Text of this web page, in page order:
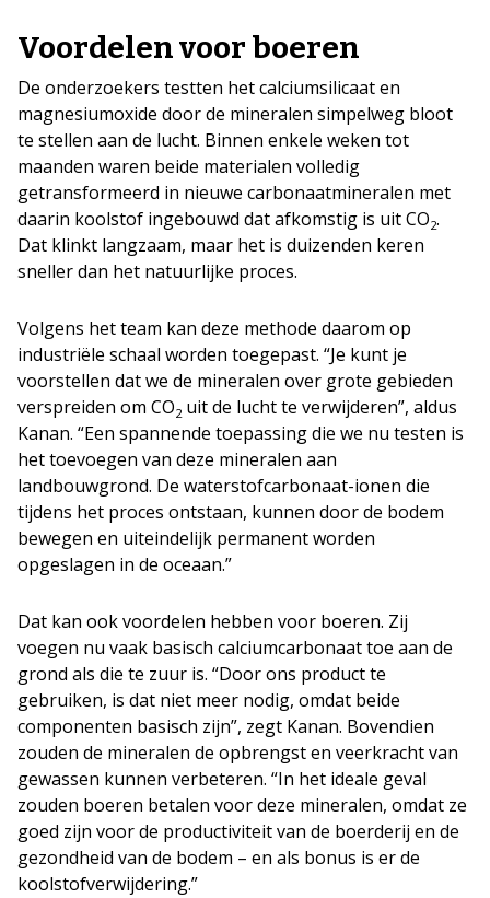
Voordelen voor boeren
De onderzoekers testten het calciumsilicaat en
magnesiumoxide door de mineralen simpelweg bloot
te stellen aan de lucht. Binnen enkele weken tot
maanden waren beide materialen volledig
getransformeerd in nieuwe carbonaatmineralen met
daarin koolstof ingebouwd dat afkomstig is uit CO2.
Dat klinkt langzaam, maar het is duizenden keren
sneller dan het natuurlijke proces.
Volgens het team kan deze methode daarom op
industriële schaal worden toegepast. “Je kunt je
voorstellen dat we de mineralen over grote gebieden
verspreiden om CO2 uit de lucht te verwijderen”, aldus
Kanan. “Een spannende toepassing die we nu testen is
het toevoegen van deze mineralen aan
landbouwgrond. De waterstofcarbonaat-ionen die
tijdens het proces ontstaan, kunnen door de bodem
bewegen en uiteindelijk permanent worden
opgeslagen in de oceaan.”
Dat kan ook voordelen hebben voor boeren. Zij
voegen nu vaak basisch calciumcarbonaat toe aan de
grond als die te zuur is. “Door ons product te
gebruiken, is dat niet meer nodig, omdat beide
componenten basisch zijn”, zegt Kanan. Bovendien
zouden de mineralen de opbrengst en veerkracht van
gewassen kunnen verbeteren. “In het ideale geval
zouden boeren betalen voor deze mineralen, omdat ze
goed zijn voor de productiviteit van de boerderij en de
gezondheid van de bodem – en als bonus is er de
koolstofverwijdering.”